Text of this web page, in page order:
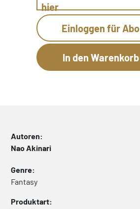
hier
Einloggen für Abo
Autoren:
Nao Akinari
Genre:
Fantasy
Produktart: